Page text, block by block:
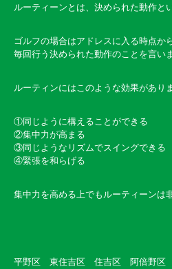
ルーティーンとは、決められた動作と
ゴルフの場合はアドレスに入る時点か
毎回行う決められた動作のことを言いま
ルーティンにはこのような効果がありま
①同じように構えることができる
②集中力が高まる
③同じようなリズムでスイングできる
④緊張を和らげる
集中力を高める上でもルーティーンは
平野区 東住吉区 住吉区 阿倍野